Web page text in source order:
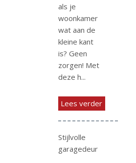
als je
woonkamer
wat aan de
kleine kant
is? Geen
zorgen! Met
deze h...
Lees verder
Stijlvolle
garagedeur